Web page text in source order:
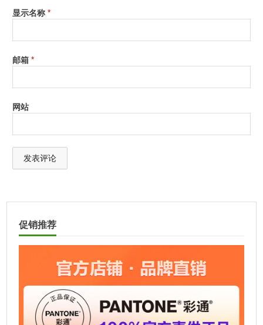
optional: basICColor catch QC, spoTTuner, Match Patch
Macintosh:
Mac OS X 10.9.5
Graphic Card Supporting 1280x1024 Pixel and 24 Bit Color
Depth
Spectrophotometer
optional: basICColor catch QC, spoTTuner, Match Patch
显示名称*
邮箱*
网站
l
促销推荐